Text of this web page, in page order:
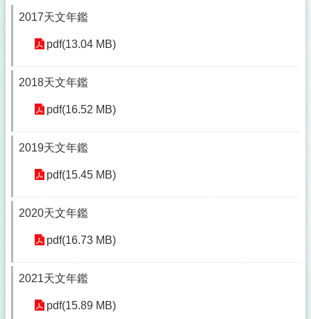
2017天文年鑑
pdf(13.04 MB)
2018天文年鑑
pdf(16.52 MB)
2019天文年鑑
pdf(15.45 MB)
2020天文年鑑
pdf(16.73 MB)
2021天文年鑑
pdf(15.89 MB)